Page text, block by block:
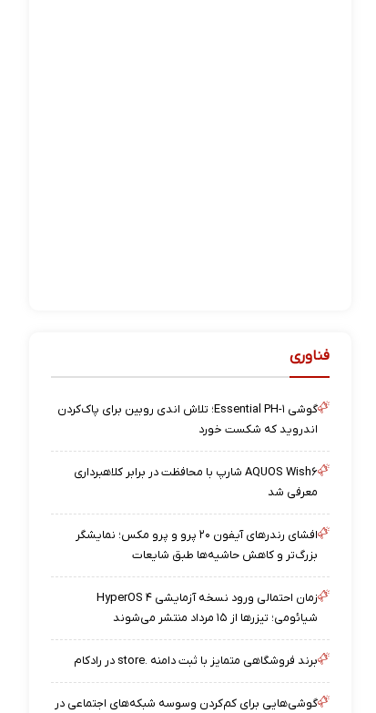
فناوری
گوشی Essential PH-۱؛ تلاش اندی روبین برای پاک‌کردن
اندروید که شکست خورد
AQUOS Wish۶ شارپ با محافظت در برابر کلاهبرداری
معرفی شد
افشای رندرهای آیفون ۲۰ پرو و پرو مکس؛ نمایشگر
بزرگ‌تر و کاهش حاشیه‌ها طبق شایعات
زمان احتمالی ورود نسخه آزمایشی HyperOS ۴
شیائومی؛ تیزرها از ۱۵ مرداد منتشر می‌شوند
برند فروشگاهی متمایز با ثبت دامنه .store در رادکام
گوشی‌هایی برای کم‌کردن وسوسه شبکه‌های اجتماعی در